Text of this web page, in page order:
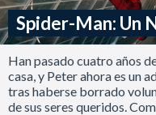
Spider-Man: Un
Han pasado cuatro años
casa, y Peter ahora es un
tras haberse borrado
de sus seres queridos.